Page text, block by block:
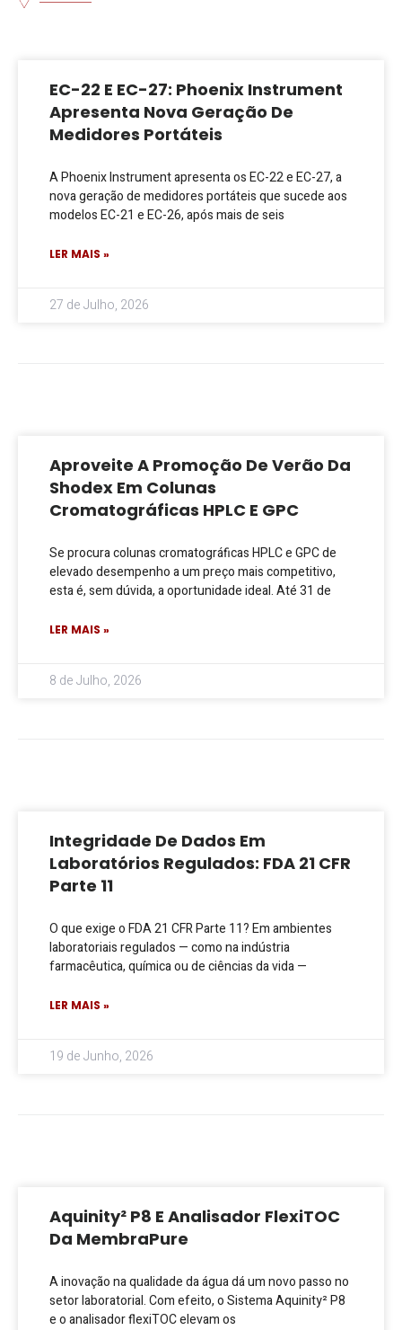
EC-22 E EC-27: Phoenix Instrument
Apresenta Nova Geração De
Medidores Portáteis
A Phoenix Instrument apresenta os EC-22 e EC-27, a
nova geração de medidores portáteis que sucede aos
modelos EC-21 e EC-26, após mais de seis
LER MAIS »
27 de Julho, 2026
Aproveite A Promoção De Verão Da
Shodex Em Colunas
Cromatográficas HPLC E GPC
Se procura colunas cromatográficas HPLC e GPC de
elevado desempenho a um preço mais competitivo,
esta é, sem dúvida, a oportunidade ideal. Até 31 de
LER MAIS »
8 de Julho, 2026
Integridade De Dados Em
Laboratórios Regulados: FDA 21 CFR
Parte 11
O que exige o FDA 21 CFR Parte 11? Em ambientes
laboratoriais regulados — como na indústria
farmacêutica, química ou de ciências da vida —
LER MAIS »
19 de Junho, 2026
Aquinity² P8 E Analisador FlexiTOC
Da MembraPure
A inovação na qualidade da água dá um novo passo no
setor laboratorial. Com efeito, o Sistema Aquinity² P8
e o analisador flexiTOC elevam os